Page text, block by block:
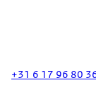
+31 6 17 96 80